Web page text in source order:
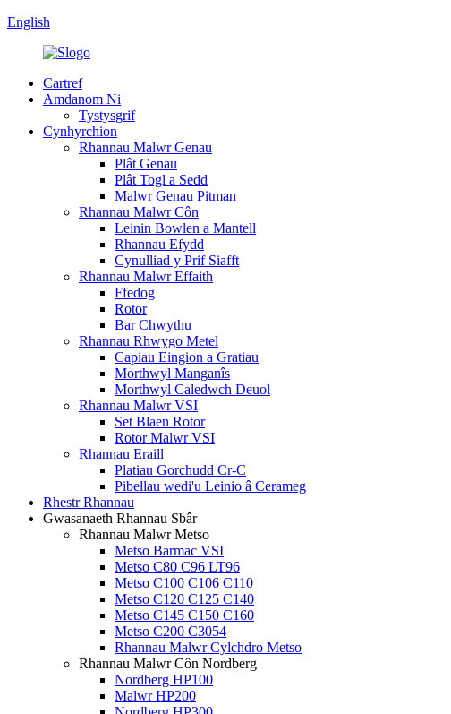
English
Cartref
Amdanom Ni
Tystysgrif
Cynhyrchion
Rhannau Malwr Genau
Plât Genau
Plât Togl a Sedd
Malwr Genau Pitman
Rhannau Malwr Côn
Leinin Bowlen a Mantell
Rhannau Efydd
Cynulliad y Prif Siafft
Rhannau Malwr Effaith
Ffedog
Rotor
Bar Chwythu
Rhannau Rhwygo Metel
Capiau Eingion a Gratiau
Morthwyl Manganîs
Morthwyl Caledwch Deuol
Rhannau Malwr VSI
Set Blaen Rotor
Rotor Malwr VSI
Rhannau Eraill
Platiau Gorchudd Cr-C
Pibellau wedi'u Leinio â Cerameg
Rhestr Rhannau
Gwasanaeth Rhannau Sbâr
Rhannau Malwr Metso
Metso Barmac VSI
Metso C80 C96 LT96
Metso C100 C106 C110
Metso C120 C125 C140
Metso C145 C150 C160
Metso C200 C3054
Rhannau Malwr Cylchdro Metso
Rhannau Malwr Côn Nordberg
Nordberg HP100
Malwr HP200